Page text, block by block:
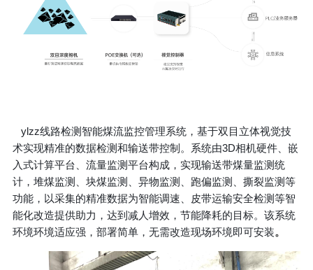
ylzz线路检测智能煤流监控管理系统，基于双目立体视觉技
术实现精准的数据检测和输送带控制。系统由3D相机硬件、嵌
入式计算平台、流量监测平台构成，实现输送带煤量监测统
计，堆煤监测、块煤监测、异物监测、跑偏监测、撕裂监测等
功能，以采集的精准数据为智能调速、皮带运输安全检测等智
能化改造提供助力，达到减人增效，节能降耗的目标。该系统
环境环境适应强，部署简单，无需改造现场环境即可安装。